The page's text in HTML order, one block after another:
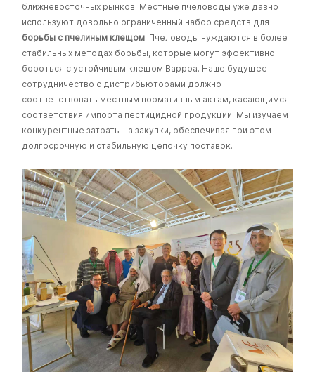
ближневосточных рынков. Местные пчеловоды уже давно
используют довольно ограниченный набор средств для
борьбы с пчелиным клещом. Пчеловоды нуждаются в более
стабильных методах борьбы, которые могут эффективно
бороться с устойчивым клещом Варроа. Наше будущее
сотрудничество с дистрибьюторами должно
соответствовать местным нормативным актам, касающимся
соответствия импорта пестицидной продукции. Мы изучаем
конкурентные затраты на закупки, обеспечивая при этом
долгосрочную и стабильную цепочку поставок.